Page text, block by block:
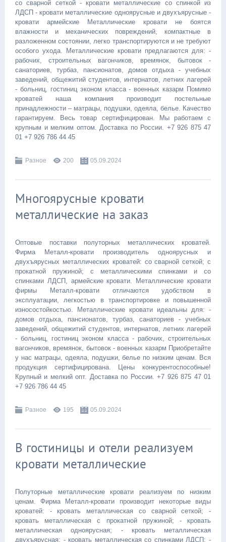
со сварной сеткой - кровати металлические со спинкой из
ЛДСП - кровати металлические одноярусные и двухъярусные -
кровати армейские Металлические кровати не боятся
влажности и механических повреждений, компактные в
разложенном состоянии, легко транспортируются и не требуют
особого ухода. Металлические кровати предлагаются для: -
рабочих, строительных вагончиков, времянок, бытовок -
санаториев, турбаз, пансионатов, домов отдыха - учебных
заведений, общежитий студентов, интернатов, летних лагерей
- больниц, гостиниц эконом класса - военных казарм Помимо
кроватей наша компания производит постельные
принадлежности – матрацы, подушки, одеяла, белье. Качество
гарантируем. Весь товар сертифицирован. Мы работаем с
крупным и мелким оптом. Доставка по России. +7 926 875 47
01 +7 926 786 44 45
Разное 200 05.09.2024
Многоярусные кровати
металлические на заказ
Оптовые поставки полуторных металлических кроватей.
Фирма Металл-кровати производитель одноярусных и
двухъярусных металлических кроватей: со сварной сеткой; с
прокатной пружиной; с металлическими спинками и со
спинками ЛДСП, армейские кровати. Металлические кровати
фирмы Металл-кровати отличаются удобством в
эксплуатации, легкостью в транспортировке и повышенной
износостойкостью. Металлические кровати идеальны для: -
домов отдыха, пансионатов, турбаз, санаториев - учебных
заведений, общежитий студентов, интернатов, летних лагерей
- больниц, гостиниц эконом класса - рабочих, строительных
вагончиков, времянок, бытовок - военных казарм Приобретайте
у нас матрацы, одеяла, подушки, белье по низким ценам. Вся
продукция сертифицирована. Цены конкурентоспособные!
Крупный и мелкий опт. Доставка по России. +7 926 875 47 01
+7 926 786 44 45
Разное 195 05.09.2024
В гостиницы и отели реализуем
кровати металлические
Полуторные металлические кровати реализуем по низким
ценам. Фирма Металл-кровати производит некоторые виды
кроватей: - кровать металлическая со сварной сеткой; -
кровать металлическая с прокатной пружиной; - кровать
металлическая одноярусная; - кровать металлическая
двухъярусная; - кровать металлическая со спинками ЛДСП; -